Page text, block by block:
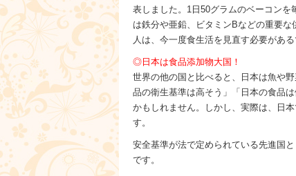
表しました。1日50グラムのベーコン
は鉄分や亜鉛、ビタミンBなどの重要
人は、今一度食生活を見直す必要がある
◎日本は食品添加物大国！
世界の他の国と比べると、日本は魚や
品の衛生基準は高そう」「日本の食品
かもしれません。しかし、実際は、日
す。
安全基準が法で定められている先進国
です。